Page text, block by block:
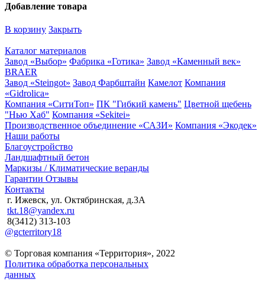
Добавление товара
В корзину Закрыть
Каталог материалов
Завод «Выбор» Фабрика «Готика» Завод «Каменный век»
BRAER
Завод «Steingot» Завод Фарбштайн Камелот Компания
«Gidrolica»
Компания «СитиТоп» ПК "Гибкий камень" Цветной щебень
"Нью Хаб" Компания «Sekitei»
Производственное объединение «САЗИ» Компания «Экодек»
Наши работы
Благоустройство
Ландшафтный бетон
Маркизы / Климатические веранды
Гарантии Отзывы
Контакты
г. Ижевск, ул. Октябринская, д.3А
tkt.18@yandex.ru
8(3412) 313-103
@gcterritory18
© Торговая компания «Территория», 2022
Политика обработка персональных
данных